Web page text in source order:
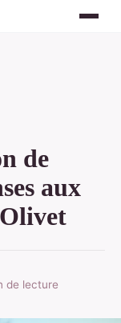
de
aux
de lecture